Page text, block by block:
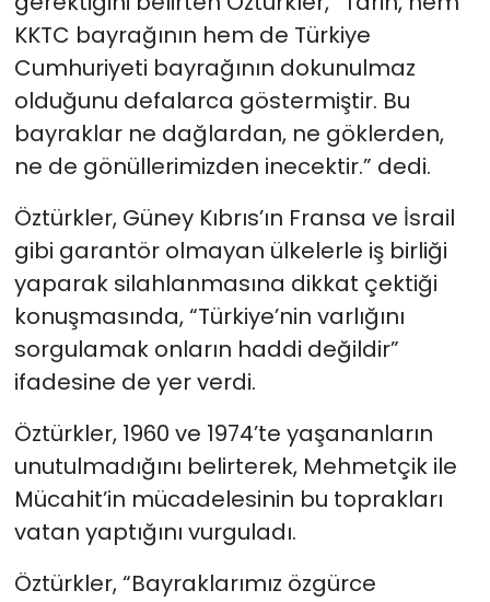
KKTC bayrağının hem de Türkiye
Cumhuriyeti bayrağının dokunulmaz
olduğunu defalarca göstermiştir. Bu
bayraklar ne dağlardan, ne göklerden,
ne de gönüllerimizden inecektir.” dedi.
Öztürkler, Güney Kıbrıs’ın Fransa ve İsrail
gibi garantör olmayan ülkelerle iş birliği
yaparak silahlanmasına dikkat çektiği
konuşmasında,“Türkiye’nin varlığını
sorgulamak onların haddi değildir”
ifadesine de yer verdi.
Öztürkler, 1960 ve 1974’te yaşananların
unutulmadığını belirterek, Mehmetçik ile
Mücahit’in mücadelesinin bu toprakları
vatan yaptığını vurguladı.
Öztürkler, “Bayraklarımız özgürce